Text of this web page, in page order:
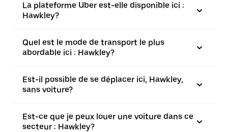
La plateforme Uber est-elle disponible ici :
Hawkley?
Quel est le mode de transport le plus
abordable ici : Hawkley?
Est-il possible de se déplacer ici, Hawkley,
sans voiture?
Est-ce que je peux louer une voiture dans ce
secteur : Hawkley?